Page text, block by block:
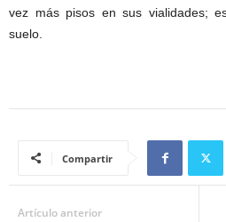
vez más pisos en sus vialidades;
suelo.
Compartir
Artículo anterior